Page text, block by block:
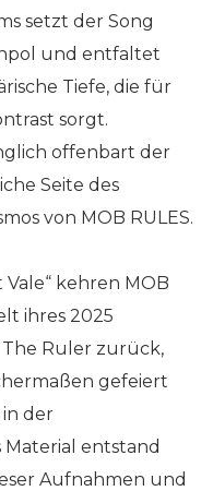
setzt der Song
und entfaltet
Tiefe, die für
sorgt.
offenbart der
Seite des
von MOB RULES.
Vale“ kehren MOB
ihres 2025
The Ruler zurück,
gefeiert
der
entstand
Aufnahmen und